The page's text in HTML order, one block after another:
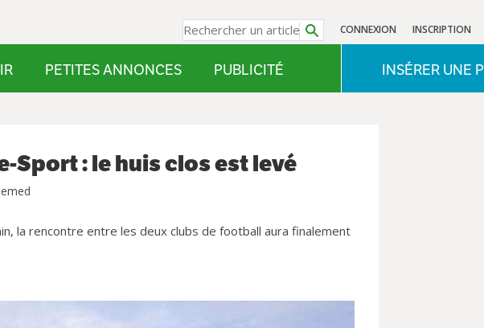
CONNEXION INSCRIPTION
PETITES ANNONCES PUBLICITÉ INSÉRER UNE
Sport : le huis clos est levé
la rencontre entre les deux clubs de football aura finalement